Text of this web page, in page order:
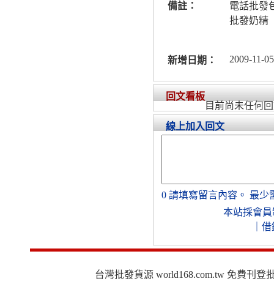
備註：
電話批發
批發奶精
新增日期： 2009-11-
回文看板
目前尚未任何
線上加入回文
0 請填寫留言內容。 最少
本站採會員
借
台灣批發貨源 world168.com.tw 免費刊登